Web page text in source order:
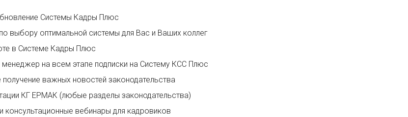
Системы Кадры Плюс
выбору оптимальной системы для Вас и Ваших коллег
в Системе Кадры Плюс
на всем этапе подписки на Систему КСС Плюс
важных новостей законодательства
КГ ЕРМАК (любые разделы законодательства)
консультационные вебинары для кадровиков